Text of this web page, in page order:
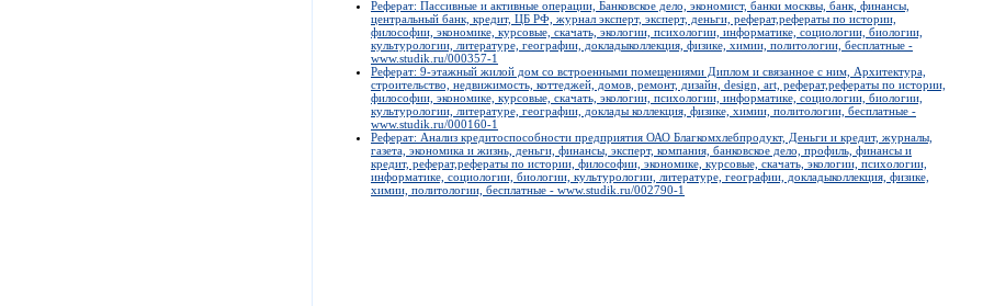
Реферат: Пассивные и активные операции, Банковское дело, экономист, банки москвы, банк, финансы,
центральный банк, кредит, ЦБ РФ, журнал эксперт, эксперт, деньги, реферат,рефераты по истории,
философии, экономике, курсовые, скачать, экологии, психологии, информатике, социологии, биологии,
культурологии, литературе, географии, докладыколлекция, физике, химии, политологии, бесплатные -
www.studik.ru/000357-1
Реферат: 9-этажный жилой дом со встроенными помещениями Диплом и связанное с ним, Архитектура,
строительство, недвижимость, коттеджей, домов, ремонт, дизайн, design, art, реферат,рефераты по истории,
философии, экономике, курсовые, скачать, экологии, психологии, информатике, социологии, биологии,
культурологии, литературе, географии, доклады коллекция, физике, химии, политологии, бесплатные -
www.studik.ru/000160-1
Реферат: Анализ кредитоспособности предприятия ОАО Благкомхлебпродукт, Деньги и кредит, журналы,
газета, экономика и жизнь, деньги, финансы, эксперт, компания, банковское дело, профиль, финансы и
кредит, реферат,рефераты по истории, философии, экономике, курсовые, скачать, экологии, психологии,
информатике, социологии, биологии, культурологии, литературе, географии, докладыколлекция, физике,
химии, политологии, бесплатные - www.studik.ru/002790-1